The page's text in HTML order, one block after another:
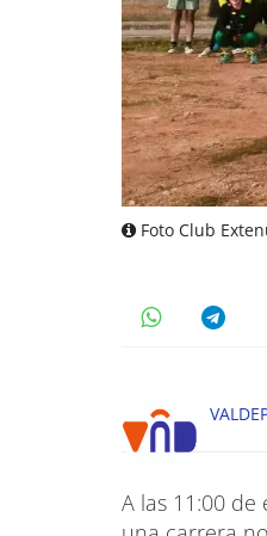
Foto Club
A las 11:00